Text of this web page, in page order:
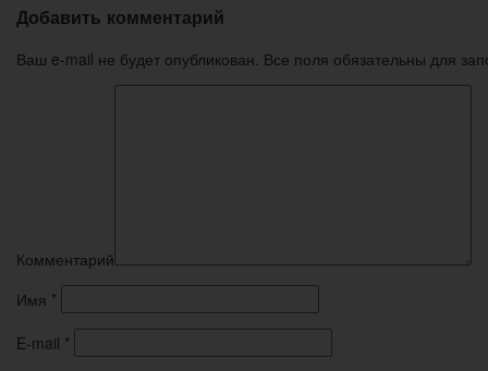
Добавить комментарий
Ваш e-mail не будет опубликован. Все поля обязательны для
Комментарий
Имя *
E-mail *